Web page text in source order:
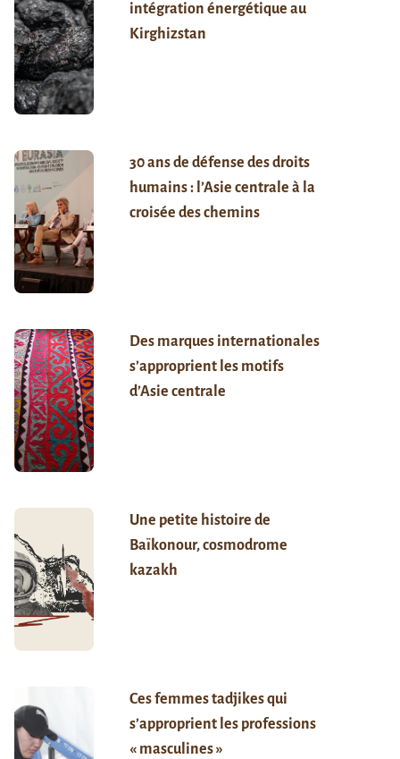
intégration énergétique au
Kirghizstan
30 ans de défense des droits
humains : l’Asie centrale à la
croisée des chemins
Des marques internationales
s’approprient les motifs
d’Asie centrale
Une petite histoire de
Baïkonour, cosmodrome
kazakh
Ces femmes tadjikes qui
s’approprient les professions
« masculines »